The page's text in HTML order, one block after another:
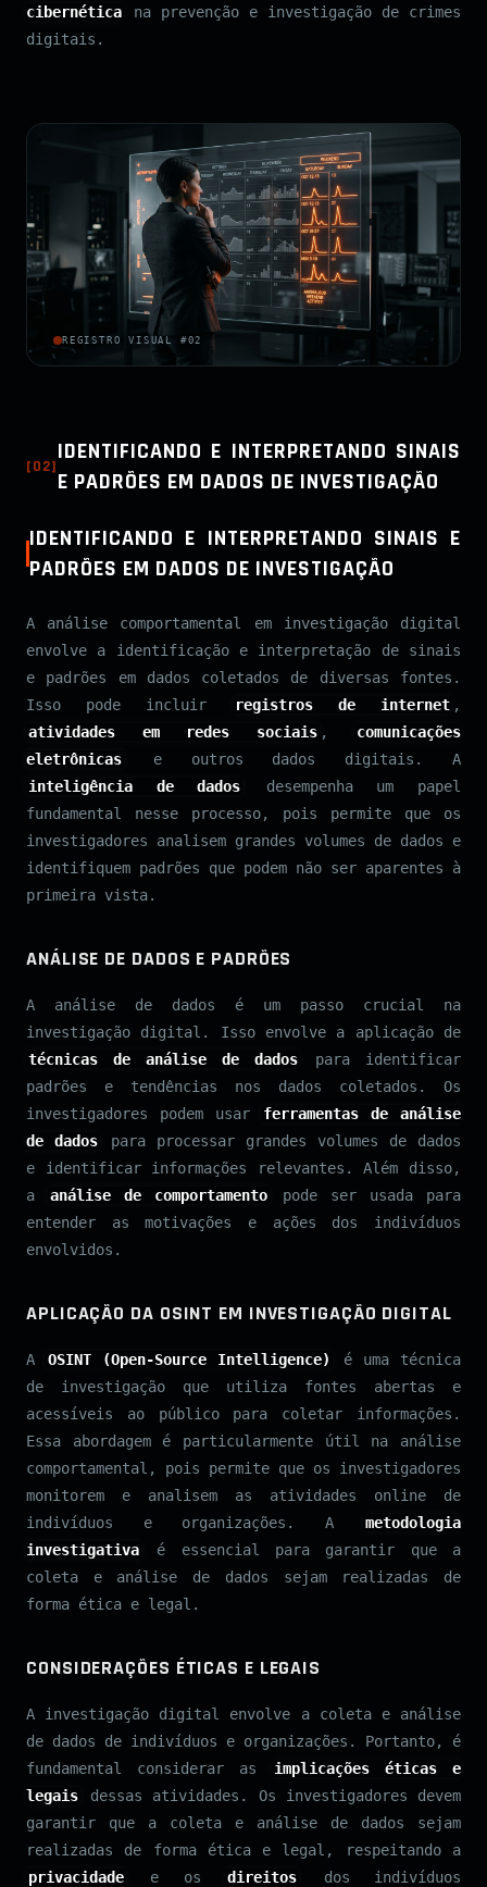
cibernética
na prevenção e investigação de crimes
digitais.
REGISTRO VISUAL #02
[02]
IDENTIFICANDO E INTERPRETANDO SINAIS
E PADRÕES EM DADOS DE INVESTIGAÇÃO
IDENTIFICANDO E INTERPRETANDO SINAIS E
PADRÕES EM DADOS DE INVESTIGAÇÃO
A análise comportamental em investigação digital
envolve a identificação e interpretação de sinais
e padrões em dados coletados de diversas fontes.
Isso pode incluir
registros de internet ,
atividades em redes sociais ,
comunicações
eletrônicas
e outros dados digitais. A
inteligência de dados
desempenha um papel
fundamental nesse processo, pois permite que os
investigadores analisem grandes volumes de dados e
identifiquem padrões que podem não ser aparentes à
primeira vista.
ANÁLISE DE DADOS E PADRÕES
A análise de dados é um passo crucial na
investigação digital. Isso envolve a aplicação de
técnicas de análise de dados
para identificar
padrões e tendências nos dados coletados. Os
investigadores podem usar
ferramentas de análise
de dados
para processar grandes volumes de dados
e identificar informações relevantes. Além disso,
a
análise de comportamento
pode ser usada para
entender as motivações e ações dos indivíduos
envolvidos.
APLICAÇÃO DA OSINT EM INVESTIGAÇÃO DIGITAL
A OSINT (Open-Source Intelligence)
é uma técnica
de investigação que utiliza fontes abertas e
acessíveis ao público para coletar informações.
Essa abordagem é particularmente útil na análise
comportamental, pois permite que os investigadores
monitorem e analisem as atividades online de
indivíduos e organizações. A
metodologia
investigativa
é essencial para garantir que a
coleta e análise de dados sejam realizadas de
forma ética e legal.
CONSIDERAÇÕES ÉTICAS E LEGAIS
A investigação digital envolve a coleta e análise
de dados de indivíduos e organizações. Portanto, é
fundamental considerar as
implicações éticas e
legais
dessas atividades. Os investigadores devem
garantir que a coleta e análise de dados sejam
realizadas de forma ética e legal, respeitando a
privacidade
e os direitos
dos indivíduos